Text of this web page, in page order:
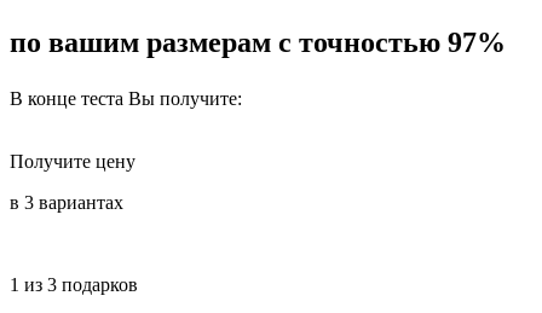
по вашим размерам с точностью 97%
В конце теста Вы получите:
Получите цену
в 3 вариантах
1 из 3 подарков